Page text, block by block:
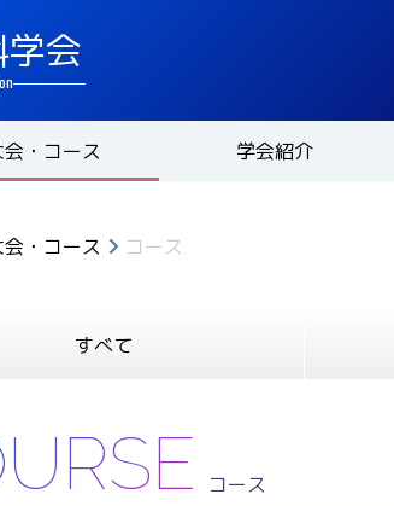
会
会・コース 学会紹介
会・コース コース
すべて
コース